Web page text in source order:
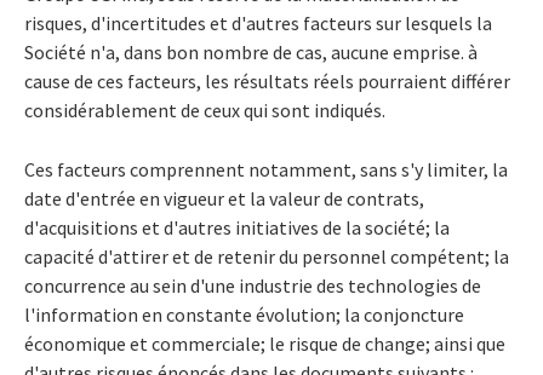
risques, d'incertitudes et d'autres facteurs sur lesquels la
Société n'a, dans bon nombre de cas, aucune emprise. à
cause de ces facteurs, les résultats réels pourraient différer
considérablement de ceux qui sont indiqués.
Ces facteurs comprennent notamment, sans s'y limiter, la
date d'entrée en vigueur et la valeur de contrats,
d'acquisitions et d'autres initiatives de la société; la
capacité d'attirer et de retenir du personnel compétent; la
concurrence au sein d'une industrie des technologies de
l'information en constante évolution; la conjoncture
économique et commerciale; le risque de change; ainsi que